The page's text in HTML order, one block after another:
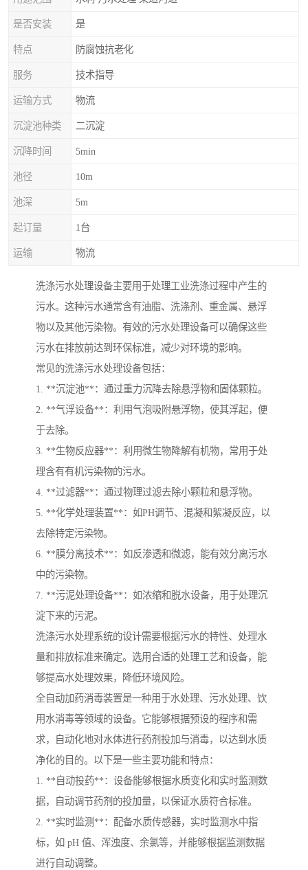
是否安装 是
特点 防腐蚀抗老化
服务 技术指导
运输方式 物流
沉淀池种类 二沉淀
沉降时间 5min
池径 10m
池深 5m
起订量 1台
运输 物流
洗涤污水处理设备主要用于处理工业洗涤过程中产生的
污水。这种污水通常含有油脂、洗涤剂、重金属、悬浮
物以及其他污染物。有效的污水处理设备可以确保这些
污水在排放前达到环保标准，减少对环境的影响。
常见的洗涤污水处理设备包括：
1. **沉淀池**：通过重力沉降去除悬浮物和固体颗粒。
2. **气浮设备**：利用气泡吸附悬浮物，使其浮起，便
于去除。
3. **生物反应器**：利用微生物降解有机物，常用于处
理含有有机污染物的污水。
4. **过滤器**：通过物理过滤去除小颗粒和悬浮物。
5. **化学处理装置**：如PH调节、混凝和絮凝反应，以
去除特定污染物。
6. **膜分离技术**：如反渗透和微滤，能有效分离污水
中的污染物。
7. **污泥处理设备**：如浓缩和脱水设备，用于处理沉
淀下来的污泥。
洗涤污水处理系统的设计需要根据污水的特性、处理水
量和排放标准来确定。选用合适的处理工艺和设备，能
够提高水处理效果，降低环境风险。
全自动加药消毒装置是一种用于水处理、污水处理、饮
用水消毒等领域的设备。它能够根据预设的程序和需
求，自动化地对水体进行药剂投加与消毒，以达到水质
净化的目的。以下是一些主要功能和特点：
1. **自动投药**：设备能够根据水质变化和实时监测数
据，自动调节药剂的投加量，以保证水质符合标准。
2. **实时监测**：配备水质传感器，实时监测水中指
标，如 pH 值、浑浊度、余氯等，并能够根据监测数据
进行自动调整。